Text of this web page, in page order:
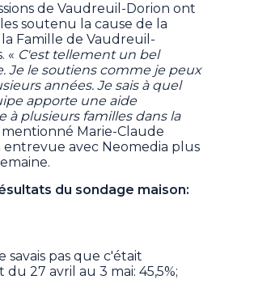
de Vaudreuil-Dorion ont
soutenu la cause de la
la Famille de Vaudreuil-
« C'est tellement un bel
Je le soutiens comme je peux
années. Je sais à quel
apporte une aide
à plusieurs familles dans la
mentionné Marie-Claude
entrevue avec Neomedia plus
du sondage maison:
savais pas que c'était
27 avril au 3 mai: 45,5%;